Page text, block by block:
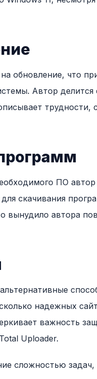
обновление, что
Автор
ПО
скачивания
вынудило автора
надежных
важность
Uploader.
сложностью